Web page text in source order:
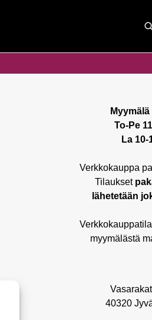
To-Pe
La 10-
Verkkokauppa
Tilaukset
lähetetään
myymälästä
40320